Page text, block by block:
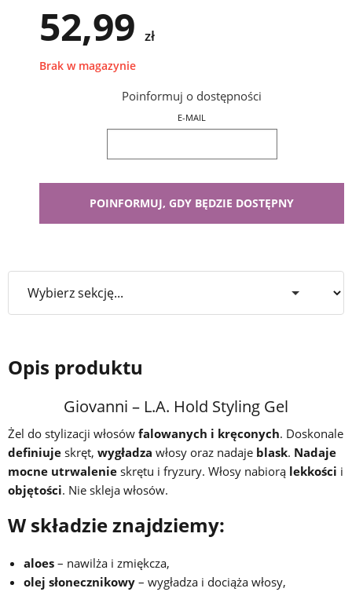
52,99 zł
Brak w magazynie
Poinformuj o dostępności
E-MAIL
Opis produktu
Giovanni – L.A. Hold Styling Gel
Żel do stylizacji włosów falowanych i kręconych. Doskonale
definiuje skręt, wygładza włosy oraz nadaje blask. Nadaje
mocne utrwalenie skrętu i fryzury. Włosy nabiorą lekkości i
objętości. Nie skleja włosów.
W składzie znajdziemy:
aloes – nawilża i zmiękcza,
olej słonecznikowy – wygładza i dociąża włosy,